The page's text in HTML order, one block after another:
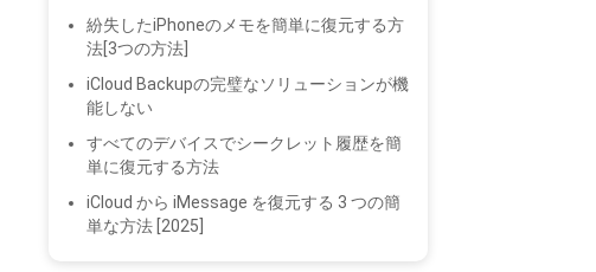
紛失したiPhoneのメモを簡単に復元する方
法[3つの方法]
iCloud Backupの完璧なソリューションが機
能しない
すべてのデバイスでシークレット履歴を簡
単に復元する方法
iCloud から iMessage を復元する 3 つの簡
単な方法 [2025]